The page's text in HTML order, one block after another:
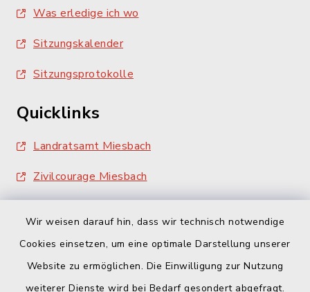
Wir weisen darauf hin, dass wir technisch notwendige
Cookies einsetzen, um eine optimale Darstellung unserer
Website zu ermöglichen. Die Einwilligung zur Nutzung
weiterer Dienste wird bei Bedarf gesondert abgefragt.
Was erledige ich wo
Sitzungskalender
Sitzungsprotokolle
Quicklinks
Landratsamt Miesbach
Zivilcourage Miesbach